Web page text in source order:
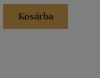
Kosárba